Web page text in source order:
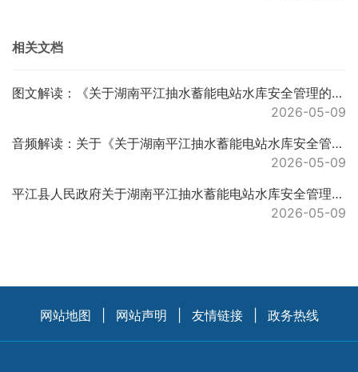
相关文档
图文解读：《关于湖南平江抽水蓄能电站水库安全管理的通告》的解读说明
2026-05-09
音频解读：关于《关于湖南平江抽水蓄能电站水库安全管理的通告》的解读
2026-05-09
平江县人民政府关于湖南平江抽水蓄能电站水库安全管理的通告
2026-05-09
网站地图 网站声明 友情链接 政务热线